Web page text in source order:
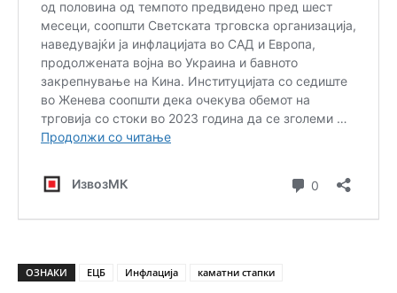
ОЗНАКИ ЕЦБ Инфлација каматни стапки